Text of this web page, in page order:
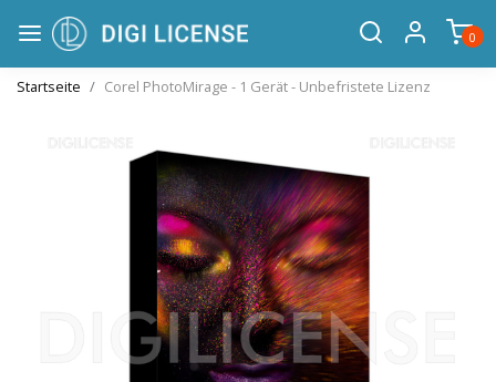
0
Startseite Corel PhotoMirage - 1 Gerät - Unbefristete Lizenz